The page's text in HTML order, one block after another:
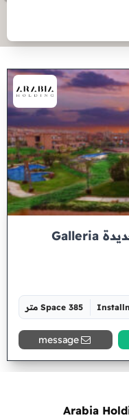
جاليريا مون فالي القاهرة الجديدة Galleria
Space 385 متر
message